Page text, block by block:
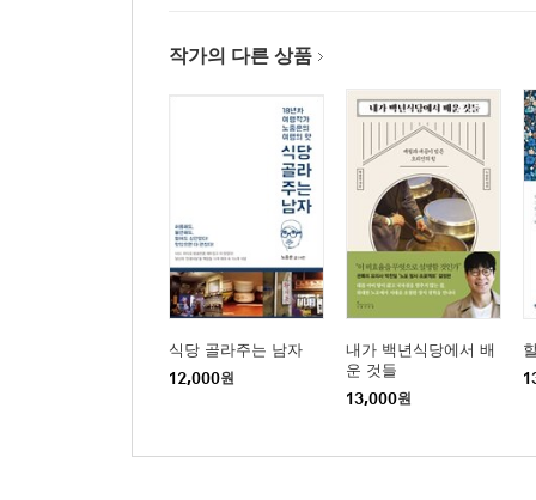
작가의 다른 상품
식당 골라주는 남자
12,000원
내가 백년식당에서 배
운 것들
13,000원